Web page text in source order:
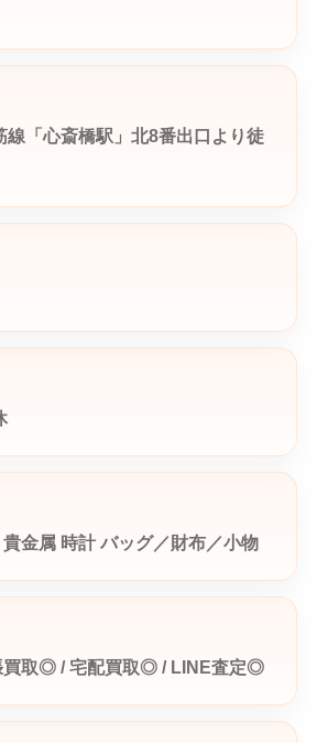
線「心斎橋駅」北8番出口より徒
貴金属 時計 バッグ／財布／小物
買取◎ / 宅配買取◎ / LINE査定◎